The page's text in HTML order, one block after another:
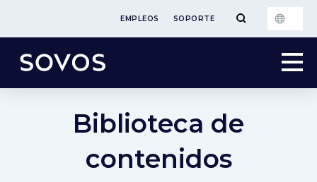
EMPLEOS SOPORTE
Biblioteca de
contenidos